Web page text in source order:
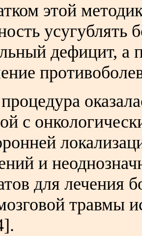
этой
усугублять
дефицит, а
с
и
для лечения
травмы